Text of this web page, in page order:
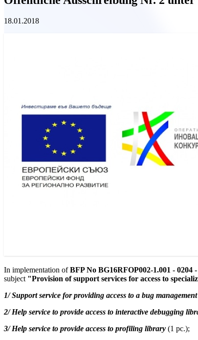
18.01.2018
In implementation ofBFP No BG16RFOP002-1.001 - 0204
subject "Provision of support services for access to
1/ Support service for providing access to a bug
2/ Help service to provide access to interactive debugging
3/ Help service to provide access to profiling library (1 pc.);